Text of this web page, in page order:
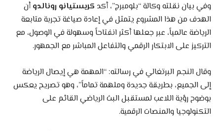
وفي بيان نقلته وكالة “بلومبرج”، أكدكريستيانو رونالدوأن
الهدف من هذا المشروع يتمثل في إعادة صياغة تجربة متابعة
الرياضة عالمياً، عبر جعلها أكثر انفتاحاً وسهولة في الوصول، مع
التركيز على الابتكار الرقمي والتفاعل المباشر مع الجمهور.
وقال النجم البرتغالي في رسالته: “المهمة هي إيصال الرياضة
إلى الجميع، بطريقة جديدة وملهمة تماماً”، وهو تصريح يعكس
بوضوح رؤية اللاعب لمستقبل البث الرياضي القائم على
التكنولوجيا والمنصات الرقمية.